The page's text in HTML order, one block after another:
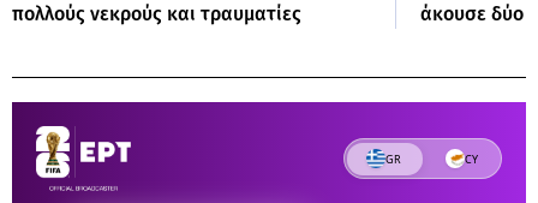
πολλούς νεκρούς και τραυματίες
άκουσε δύο